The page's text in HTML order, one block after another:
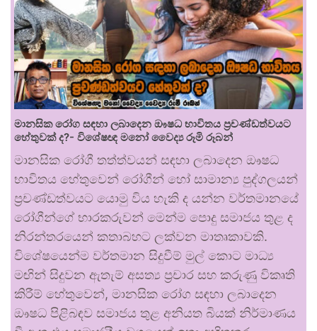
මානසික රෝග සඳහා ලබාදෙන ඖෂධ භාවිතය ප්‍රචණ්ඩත්වයට
හේතුවක් ද?- විශේෂඥ මනෝ වෛද්‍ය රූමි රූබන්
මානසික රෝගී තත්ත්වයන් සඳහා ලබාදෙන ඖෂධ
භාවිතය හේතුවෙන් රෝගීන් හෝ සාමාන්‍ය පුද්ගලයන්
ප්‍රචණ්ඩත්වයට යොමු විය හැකි ද යන්න වර්තමානයේ
රෝගීන්ගේ භාරකරුවන් මෙන්ම පොදු සමාජය තුළ ද
නිරන්තරයෙන් කතාබහට ලක්වන මාතෘකාවකි.
විශේෂයෙන්ම වර්තමාන සිදුවීම් මුල් කොට මාධ්‍ය
මඟින් සිදුවන ඇතැම් අසත්‍ය ප්‍රචාර සහ කරුණු විකෘති
කිරීම් හේතුවෙන්, මානසික රෝග සඳහා ලබාදෙන
ඖෂධ පිළිබඳව සමාජය තුළ අනියත බියක් නිර්මාණය